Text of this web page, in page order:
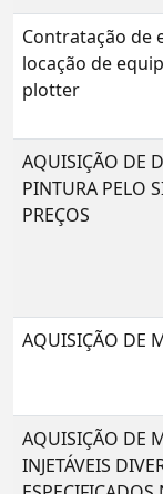
Contratação de
locação de
plotter
AQUISIÇÃO DE
PINTURA PELO
PREÇOS
AQUISIÇÃO DE
AQUISIÇÃO DE
INJETÁVEIS